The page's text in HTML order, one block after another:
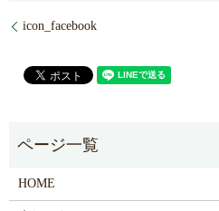
icon_facebook
HOME